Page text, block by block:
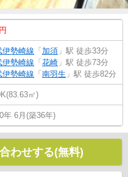
伊勢崎線 「 加須 」駅 徒歩33分
伊勢崎線 「 花崎 」駅 徒歩73分
伊勢崎線 「 南羽生 」駅 徒歩82分
㎡)
年 6月(築36年)
わせする(無料)